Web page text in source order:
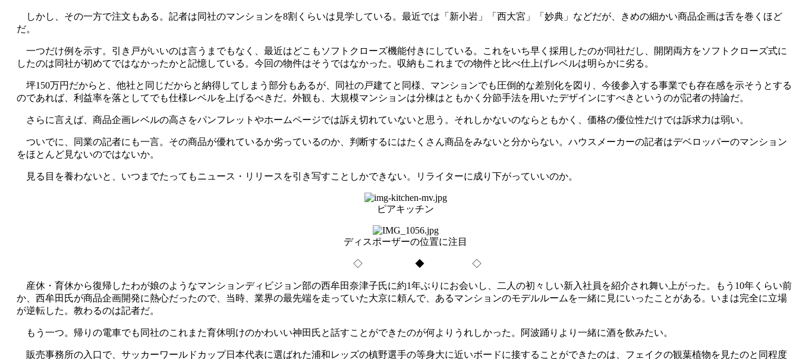
しかし、その一方で注文もある。記者は同社のマンションを8割くらいは見学している。最近では「新小岩」「西大宮」「妙典」などだが、きめの細かい商品企画は舌を巻くほど
だ。
一つだけ例を示す。引き戸がいいのは言うまでもなく、最近はどこもソフトクローズ機能付きにしている。これをいち早く採用したのが同社だし、開閉両方をソフトクローズ式に
したのは同社が初めてではなかったかと記憶している。今回の物件はそうではなかった。収納もこれまでの物件と比べ仕上げレベルは明らかに劣る。
坪150万円だからと、他社と同じだからと納得してしまう部分もあるが、同社の戸建てと同様、マンションでも圧倒的な差別化を図り、今後参入する事業でも存在感を示そうとする
のであれば、利益率を落としてでも仕様レベルを上げるべきだ。外観も、大規模マンションは分棟はともかく分節手法を用いたデザインにすべきというのが記者の持論だ。
さらに言えば、商品企画レベルの高さをパンフレットやホームページでは訴え切れていないと思う。それしかないのならともかく、価格の優位性だけでは訴求力は弱い。
ついでに、同業の記者にも一言。その商品が優れているか劣っているのか、判断するにはたくさん商品をみないと分からない。ハウスメーカーの記者はデベロッパーのマンション
をほとんど見ないのではないか。
見る目を養わないと、いつまでたってもニュース・リリースを引き写すことしかできない。リライターに成り下がっていいのか。
ピアキッチン
ディスポーザーの位置に注目
◇ ◆ ◇
産休・育休から復帰したわが娘のようなマンションディビジョン部の西牟田奈津子氏に約1年ぶりにお会いし、二人の初々しい新入社員を紹介され舞い上がった。もう10年くらい前
か、西牟田氏が商品企画開発に熱心だったので、当時、業界の最先端を走っていた大京に頼んで、あるマンションのモデルルームを一緒に見にいったことがある。いまは完全に立場
が逆転した。教わるのは記者だ。
もう一つ。帰りの電車でも同社のこれまた育休明けのかわいい神田氏と話すことができたのが何よりうれしかった。阿波踊りより一緒に酒を飲みたい。
販売事務所の入口で、サッカーワールドカップ日本代表に選ばれた浦和レッズの槙野選手の等身大に近いボードに接することができたのは、フェイクの観葉植物を見たのと同程度